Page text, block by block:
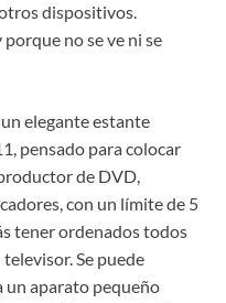
dispositivos.
no se ve ni se
elegante estante
pensado para colocar
de DVD,
con un límite de 5
tener ordenados todos
Se puede
un aparato pequeño